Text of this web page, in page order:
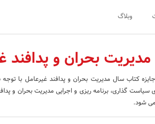
وبلاگ
بحران و پدافند
جایزه کتاب سال مدیریت بحران و پدافند غیرعامل با
گذاری، برنامه ریزی و اجرایی مدیریت بحران و
می شود.